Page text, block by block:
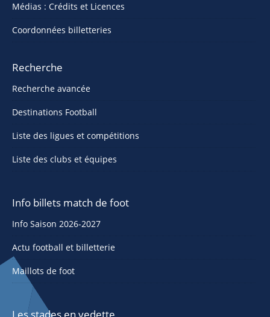
Médias : Crédits et Licences
Coordonnées billetteries
Recherche
Recherche avancée
Destinations Football
Liste des ligues et compétitions
Liste des clubs et équipes
Info billets match de foot
Info Saison 2026-2027
Actu football et billetterie
Maillots de foot